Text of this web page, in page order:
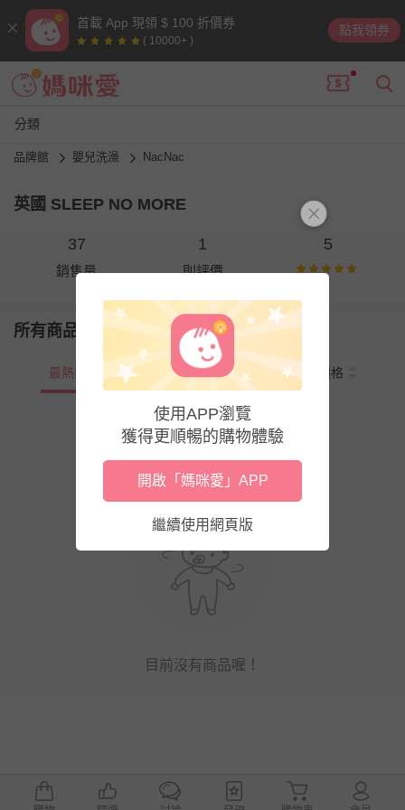
首載 App 現領 $ 100 折價券
( 10000+ )
點我領券
分類
品牌館 嬰兒洗澡 NacNac
英國 SLEEP NO MORE
37
銷售量
1
則評價
5
所有商品
最熱銷 新上市 價格
目前沒有商品喔！
使用APP瀏覽
獲得更順暢的購物體驗
開啟「媽咪愛」APP
繼續使用網頁版